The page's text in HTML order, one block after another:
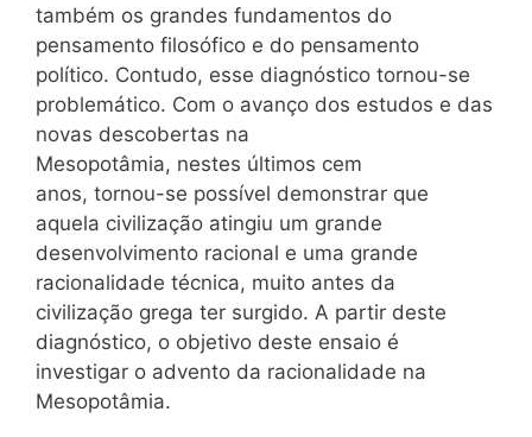
também os grandes fundamentos do
pensamento filosófico e do pensamento
político. Contudo, esse diagnóstico tornou-se
problemático. Com o avanço dos estudos e das
novas descobertas na
Mesopotâmia, nestes últimos cem
anos, tornou-se possível demonstrar que
aquela civilização atingiu um grande
desenvolvimento racional e uma grande
racionalidade técnica, muito antes da
civilização grega ter surgido. A partir deste
diagnóstico, o objetivo deste ensaio é
investigar o advento da racionalidade na
Mesopotâmia.